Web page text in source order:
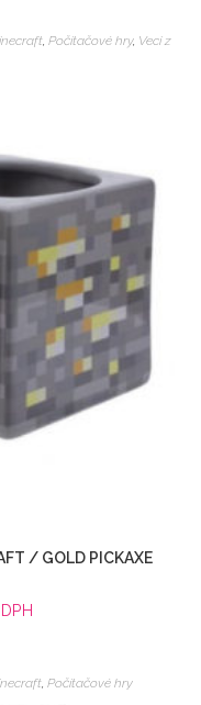
, Počítačové hry, Veci z
/ GOLD PICKAXE
, Počítačové hry